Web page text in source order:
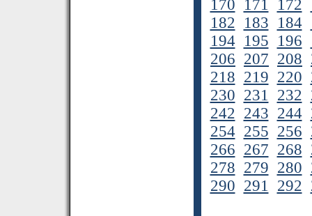
170 171 172
182 183 184
194 195 196
206 207 208
218 219 220
230 231 232
242 243 244
254 255 256
266 267 268
278 279 280
290 291 292